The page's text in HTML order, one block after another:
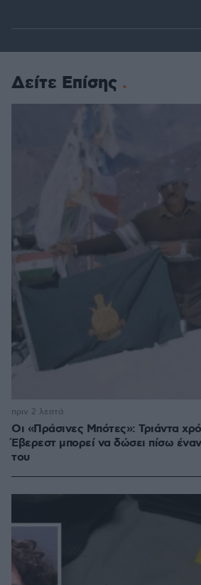
Δείτε Επίσης
Οι «Πράσινες Μπότες»: Τριάντα
Έβερεστ μπορεί να δώσει πίσω
του
πριν 2 λεπτά